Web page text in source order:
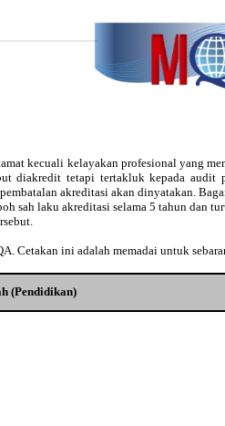
kecuali kelayakan profesional yang
diakredit tetapi tertakluk kepada audit
akreditasi akan dinyatakan.
sah laku akreditasi selama 5 tahun dan
Cetakan ini adalah memadai untuk
(Pendidikan)